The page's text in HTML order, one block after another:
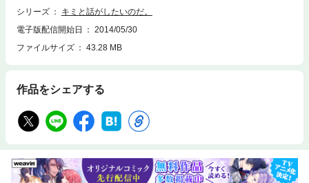
シリーズ
キミと話がしたいのだ。
電子版配信開始日
2014/05/30
ファイルサイズ
43.28 MB
作品をシェアする